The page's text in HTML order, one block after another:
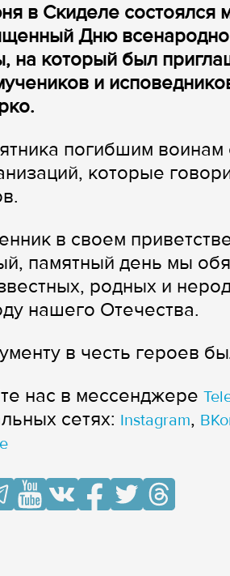
в Скиделе состоялся
Дню
на который был
и
погибшим воинам
которые
в своем
памятный день мы
родных и
нашего Отечества.
в честь героев
нас в мессенджере
сетях: Instagram,